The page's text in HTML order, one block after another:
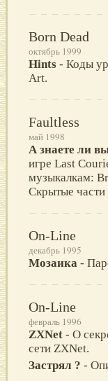
Born Dead
октябрь 1999
Hints - Коды
Art.
Faultless
май 1998
А знаете ли
игре Last
музыкалкам:
Скрытые части
On-Line
декабрь 1995
Мозаика -
On-Line
февраль 1996
ZXNet - О
сети ZXNet.
Застрял ? -